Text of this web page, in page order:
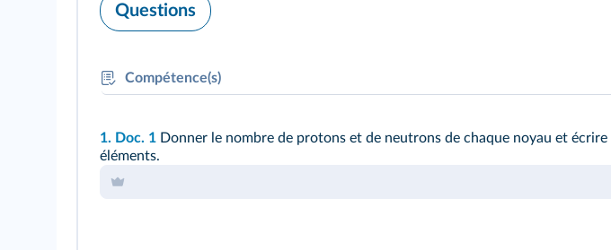
Questions
Compétence(s)
1. Doc. 1 Donner le nombre de protons et de neutrons de chaque noyau et
éléments.